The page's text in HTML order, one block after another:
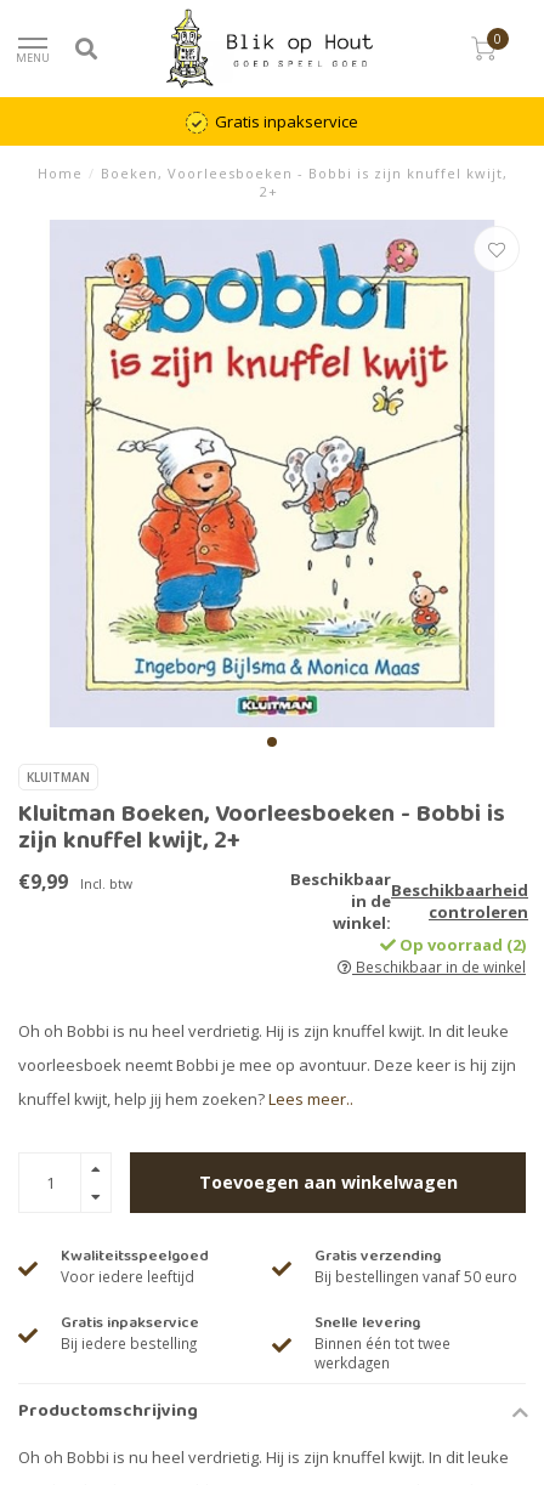
MENU
0
Gratis inpakservice
Home / Boeken, Voorleesboeken - Bobbi is zijn knuffel kwijt,
2+
KLUITMAN
Kluitman Boeken, Voorleesboeken - Bobbi is
zijn knuffel kwijt, 2+
€9,99 Incl. btw
Beschikbaar
in de
winkel:
Beschikbaarheid
controleren
Op voorraad (2)
Beschikbaar in de winkel
Oh oh Bobbi is nu heel verdrietig. Hij is zijn knuffel kwijt. In dit leuke
voorleesboek neemt Bobbi je mee op avontuur. Deze keer is hij zijn
knuffel kwijt, help jij hem zoeken?Lees meer..
Toevoegen aan winkelwagen
Kwaliteitsspeelgoed
Voor iedere leeftijd
Gratis verzending
Bij bestellingen vanaf 50 euro
Gratis inpakservice
Bij iedere bestelling
Snelle levering
Binnen één tot twee
werkdagen
Productomschrijving
Oh oh Bobbi is nu heel verdrietig. Hij is zijn knuffel kwijt. In dit leuke